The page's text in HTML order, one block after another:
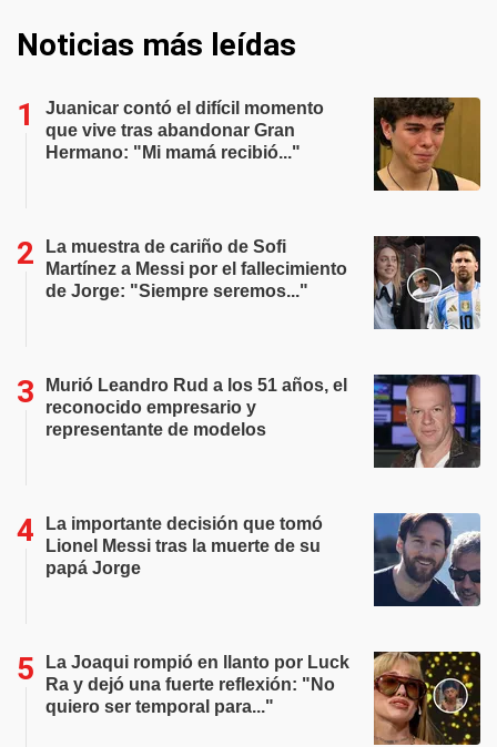
Noticias más leídas
Juanicar contó el difícil momento
que vive tras abandonar Gran
Hermano: "Mi mamá recibió..."
La muestra de cariño de Sofi
Martínez a Messi por el fallecimiento
de Jorge: "Siempre seremos..."
Murió Leandro Rud a los 51 años, el
reconocido empresario y
representante de modelos
La importante decisión que tomó
Lionel Messi tras la muerte de su
papá Jorge
La Joaqui rompió en llanto por Luck
Ra y dejó una fuerte reflexión: "No
quiero ser temporal para..."